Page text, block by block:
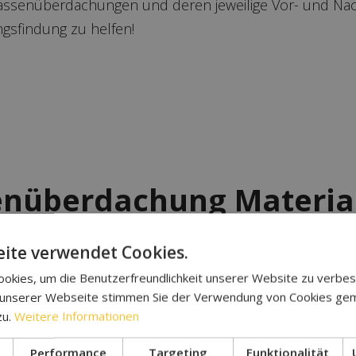
und deren jeweilige Vor- und
zu helfen!
& Tipps für die
kann aus verschiedenen Materialien gefertigt
Aluminium und Polycarbonat. Jedes Material bringt
verwendet Cookies.
um die Benutzerfreundlichkeit unserer Website zu
Webseite stimmen Sie der Verwendung von Cookies
Weitere Informationen
Performance Targeting Funktionalität